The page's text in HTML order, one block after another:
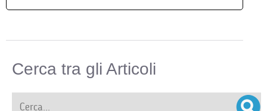
Cerca tra gli Articoli